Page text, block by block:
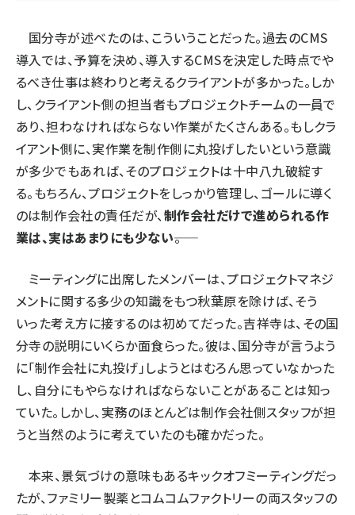
国分寺が述べたのは、こういうことだった。過去のCMS
導入では、予算を決め、導入するCMSを決定した時点でや
るべき仕事は終わりと考えるクライアントが多かった。しか
し、クライアント側の担当者もプロジェクトチームの一員で
あり、担わなければならない作業がたくさんある。もしクラ
イアント側に、実作業を制作側に丸投げしたいという意識
が多少でもあれば、そのプロジェクトは十中八九破綻す
る。もちろん、プロジェクトをしっかり管理し、ゴールに導く
のは制作会社の責任だが、制作会社だけで進められる作
業は、実はあまりにも少ない――。
ミーティングに出席したメンバーは、プロジェクトマネジ
メントに関する多少の知識をもつ秋葉原を除けば、そう
いった考え方に接するのは初めてだった。吉祥寺は、その国
分寺の説明にいくらか面食らった。彼は、国分寺が言うよう
に「制作会社に丸投げ」しようとはむろん思っていなかった
し、自分にもやらなければならないことがあることは知っ
ていた。しかし、実務のほとんどは制作会社側スタッフが担
うと当然のように考えていたのも確かだった。
本来、景気づけの意味もあるキックオフミーティングだっ
たが、ファミリー製薬とコムコムファクトリーの両スタッフの